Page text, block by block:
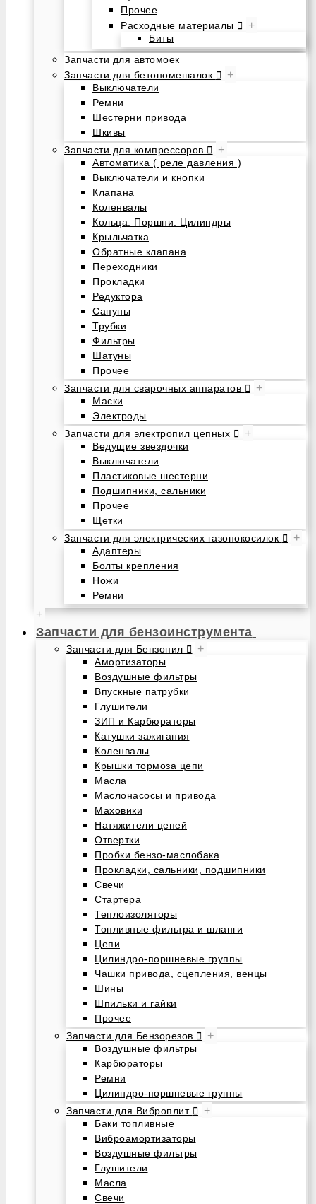
Прочее
Расходные материалы
+
Биты
Запчасти для автомоек
Запчасти для бетономешалок
+
Выключатели
Ремни
Шестерни привода
Шкивы
Запчасти для компрессоров
+
Автоматика ( реле давления )
Выключатели и кнопки
Клапана
Коленвалы
Кольца. Поршни. Цилиндры
Крыльчатка
Обратные клапана
Переходники
Прокладки
Редуктора
Сапуны
Трубки
Фильтры
Шатуны
Прочее
Запчасти для сварочных аппаратов
+
Маски
Электроды
Запчасти для электропил цепных
+
Ведущие звездочки
Выключатели
Пластиковые шестерни
Подшипники, сальники
Прочее
Щетки
Запчасти для электрических газонокосилок
+
Адаптеры
Болты крепления
Ножи
Ремни
+
Запчасти для бензоинструмента
Запчасти для Бензопил +
Амортизаторы
Воздушные фильтры
Впускные патрубки
Глушители
ЗИП и Карбюраторы
Катушки зажигания
Коленвалы
Крышки тормоза цепи
Масла
Маслонасосы и привода
Маховики
Натяжители цепей
Отвертки
Пробки бензо-маслобака
Прокладки, сальники, подшипники
Свечи
Стартера
Теплоизоляторы
Топливные фильтра и шланги
Цепи
Цилиндро-поршневые группы
Чашки привода, сцепления, венцы
Шины
Шпильки и гайки
Прочее
Запчасти для Бензорезов
+
Воздушные фильтры
Карбюраторы
Ремни
Цилиндро-поршневые группы
Запчасти для Виброплит
+
Баки топливные
Виброамортизаторы
Воздушные фильтры
Глушители
Масла
Свечи